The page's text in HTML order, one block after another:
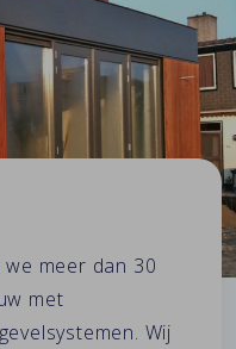
meer dan 30
met
Wij